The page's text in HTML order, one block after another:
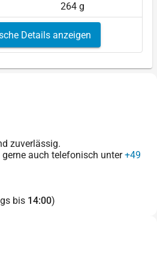
264 g
Details anzeigen
zuverlässig.
auch telefonisch unter+49
bis 14:00)